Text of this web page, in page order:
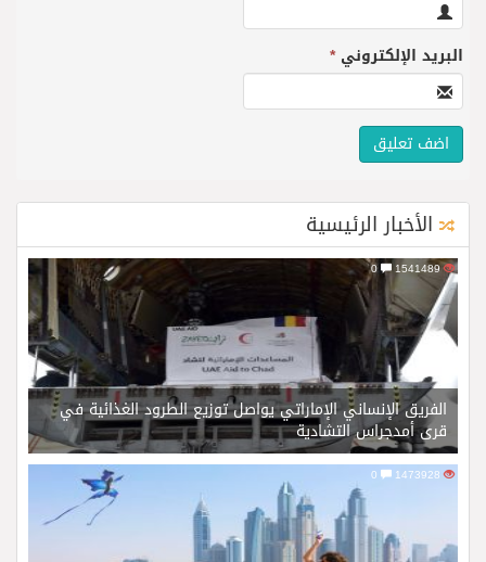
البريد الإلكتروني*
الأخبار الرئيسية
1541489
الفريق الإنساني الإماراتي يواصل توزيع الطرود الغذائية في
قرى أمدجراس التشادية
1473928